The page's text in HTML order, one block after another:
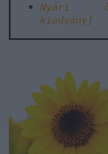
Nyári
kiadvány]